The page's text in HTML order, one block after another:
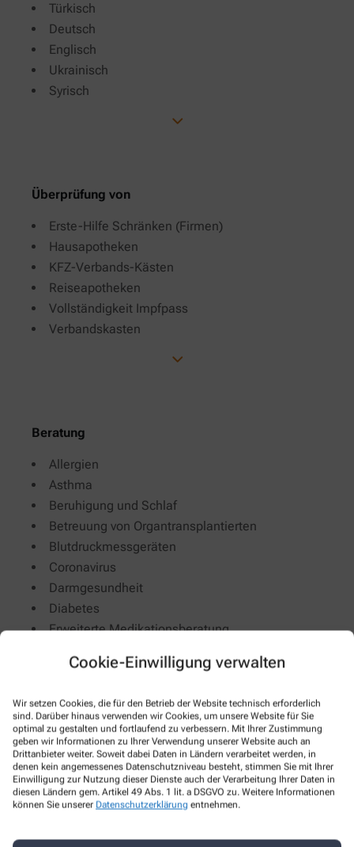
Cookie-Einwilligung verwalten
Wir setzen Cookies, die für den Betrieb der Website technisch erforderlich
sind. Darüber hinaus verwenden wir Cookies, um unsere Website für Sie
optimal zu gestalten und fortlaufend zu verbessern. Mit Ihrer Zustimmung
geben wir Informationen zu Ihrer Verwendung unserer Website auch an
Drittanbieter weiter. Soweit dabei Daten in Ländern verarbeitet werden, in
denen kein angemessenes Datenschutzniveau besteht, stimmen Sie mit Ihrer
Einwilligung zur Nutzung dieser Dienste auch der Verarbeitung Ihrer Daten in
diesen Ländern gem. Artikel 49 Abs. 1 lit. a DSGVO zu. Weitere Informationen
können Sie unserer Datenschutzerklärung entnehmen.
Türkisch
Deutsch
Englisch
Ukrainisch
Syrisch
Überprüfung von
Erste-Hilfe Schränken (Firmen)
Hausapotheken
KFZ-Verbands-Kästen
Reiseapotheken
Vollständigkeit Impfpass
Verbandskasten
Beratung
Allergien
Asthma
Beruhigung und Schlaf
Betreuung von Organtransplantierten
Blutdruckmessgeräten
Coronavirus
Darmgesundheit
Diabetes
Erweiterte Medikationsberatung
Herz-Kreislauf & Gefäße
Kosmetik
Kosmetik und Hautpflege
Medizinische Hautpflege
Mutter und Kind
Reiseapotheke
Reiseimpfung